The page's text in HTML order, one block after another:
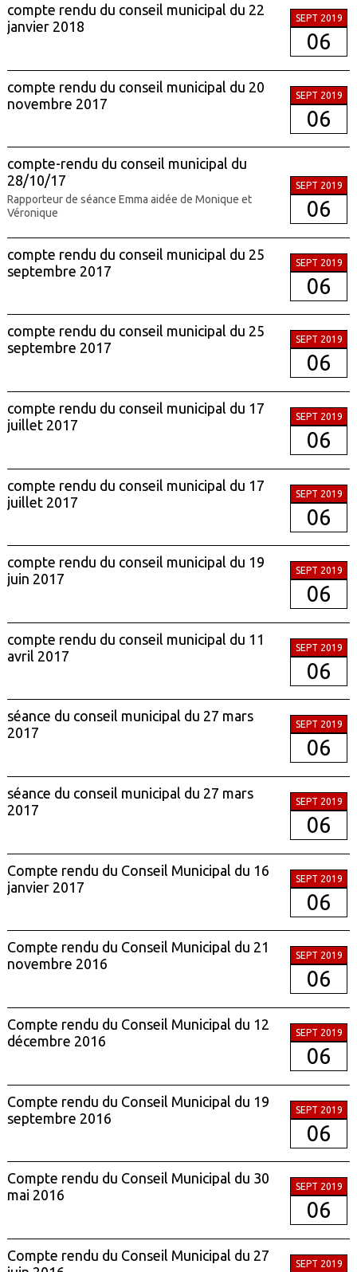
compte rendu du conseil municipal du 22
janvier 2018
SEPT 2019
06
compte rendu du conseil municipal du 20
novembre 2017
SEPT 2019
06
compte-rendu du conseil municipal du
28/10/17
Rapporteur de séance Emma aidée de Monique et
Véronique
SEPT 2019
06
compte rendu du conseil municipal du 25
septembre 2017
SEPT 2019
06
compte rendu du conseil municipal du 25
septembre 2017
SEPT 2019
06
compte rendu du conseil municipal du 17
juillet 2017
SEPT 2019
06
compte rendu du conseil municipal du 17
juillet 2017
SEPT 2019
06
compte rendu du conseil municipal du 19
juin 2017
SEPT 2019
06
compte rendu du conseil municipal du 11
avril 2017
SEPT 2019
06
séance du conseil municipal du 27 mars
2017
SEPT 2019
06
séance du conseil municipal du 27 mars
2017
SEPT 2019
06
Compte rendu du Conseil Municipal du 16
janvier 2017
SEPT 2019
06
Compte rendu du Conseil Municipal du 21
novembre 2016
SEPT 2019
06
Compte rendu du Conseil Municipal du 12
décembre 2016
SEPT 2019
06
Compte rendu du Conseil Municipal du 19
septembre 2016
SEPT 2019
06
Compte rendu du Conseil Municipal du 30
mai 2016
SEPT 2019
06
Compte rendu du Conseil Municipal du 27
SEPT 2019